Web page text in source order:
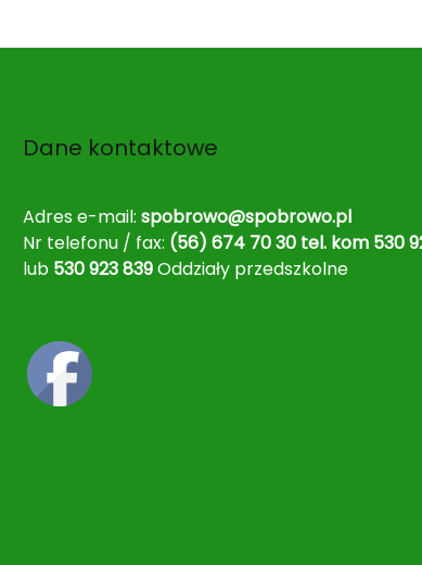
Dane kontaktowe
Adres e-mail: spobrowo@spobrowo.pl
Nr telefonu / fax: (56) 674 70 30 tel. kom 530
lub 530 923 839Oddziały przedszkolne